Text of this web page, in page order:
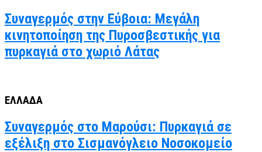
Συναγερμός στην Εύβοια: Μεγάλη
κινητοποίηση της Πυροσβεστικής για
πυρκαγιά στο χωριό Λάτας
ΕΛΛΑΔΑ
Συναγερμός στο Μαρούσι: Πυρκαγιά σε
εξέλιξη στο Σισμανόγλειο Νοσοκομείο